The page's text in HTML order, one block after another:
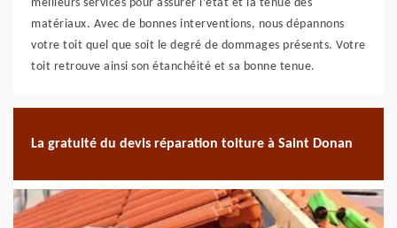
meilleurs services pour assurer l’état et la tenue des
matériaux. Avec de bonnes interventions, nous dépannons
votre toit quel que soit le degré de dommages présents. Votre
toit retrouve ainsi son étanchéité et sa bonne tenue.
La gratuité du devis réparation toiture à Saint Donan